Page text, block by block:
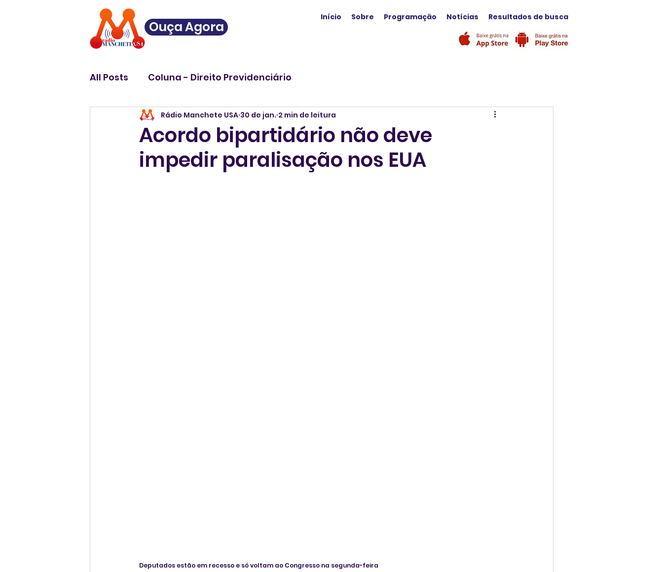
Ouça Agora
Início Sobre Programação Notícias Resultados de busca
All Posts Coluna - Direito Previdenciário
Acordo bipartidário não deve
impedir paralisação nos EUA
Rádio Manchete USA 30 de jan. 2 min de leitura
Deputados estão em recesso e só voltam ao Congresso na segunda-feira